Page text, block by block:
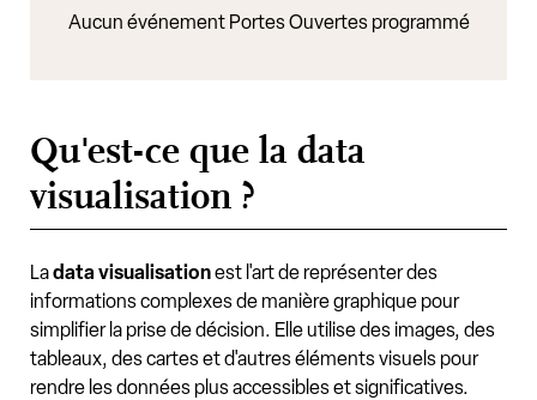
Aucun événement Portes Ouvertes programmé
Qu'est-ce que la data
visualisation ?
Ladata visualisationest l'art de représenter des
informations complexes de manière graphique pour
simplifier la prise de décision. Elle utilise des images, des
tableaux, des cartes et d'autres éléments visuels pour
rendre les données plus accessibles et significatives.